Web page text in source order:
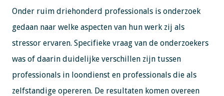
Onder ruim driehonderd professionals is onderzoek
gedaan naar welke aspecten van hun werk zij als
stressor ervaren. Specifieke vraag van de onderzoekers
was of daarin duidelijke verschillen zijn tussen
professionals in loondienst en professionals die als
zelfstandige opereren. De resultaten komen overeen